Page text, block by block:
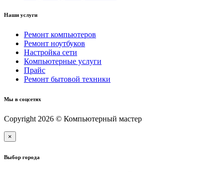
Наши услуги
Ремонт компьютеров
Ремонт ноутбуков
Настройка сети
Компьютерные услуги
Прайс
Ремонт бытовой техники
Мы в соцсетях
Copyright 2026 © Компьютерный мастер
×
Выбор города